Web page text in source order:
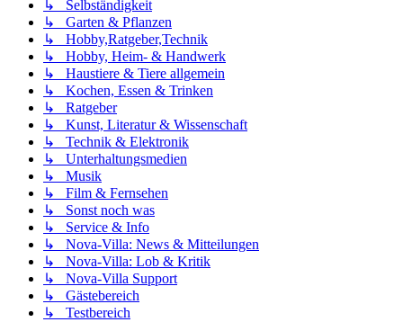
↳ Selbständigkeit
↳ Garten & Pflanzen
↳ Hobby,Ratgeber,Technik
↳ Hobby, Heim- & Handwerk
↳ Haustiere & Tiere allgemein
↳ Kochen, Essen & Trinken
↳ Ratgeber
↳ Kunst, Literatur & Wissenschaft
↳ Technik & Elektronik
↳ Unterhaltungsmedien
↳ Musik
↳ Film & Fernsehen
↳ Sonst noch was
↳ Service & Info
↳ Nova-Villa: News & Mitteilungen
↳ Nova-Villa: Lob & Kritik
↳ Nova-Villa Support
↳ Gästebereich
↳ Testbereich